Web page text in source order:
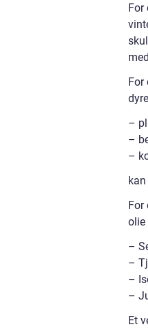
For
For
–
–
–
For
olie
–
–
–
–
Et